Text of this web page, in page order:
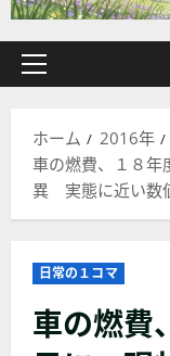
メ
ン
メ
ニ
ュ
ホーム 2016年
車の燃費、１８
異 実態に近い数
日常の１コマ
車の燃費